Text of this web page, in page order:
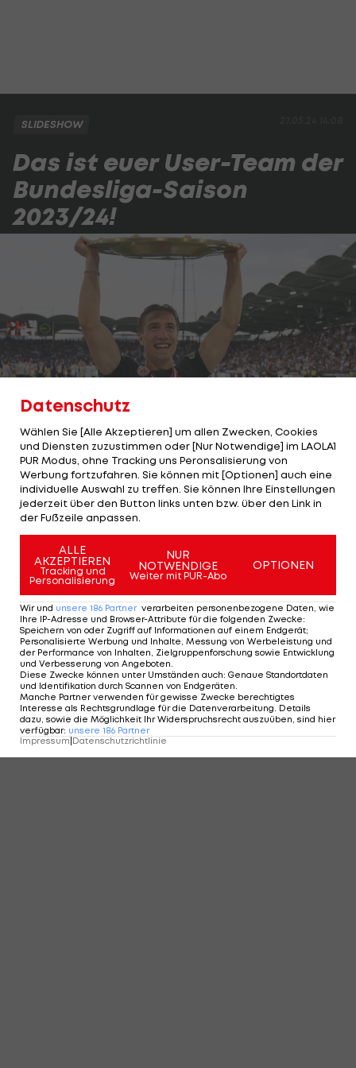
SLIDESHOW
Das ist euer User-Team der
Bundesliga-Saison
2023/24!
4/13 Foto: GEPA
Innenverteidiger: DAVID AFFENGRUBER
Verein:Sturm Graz
Stimmen in Prozent: 46,18
Stimmen Gesamt:2.204
4 VON 13
KOMMENTARE
Datenschutz
Wählen Sie [Alle Akzeptieren] um allen Zwecken, Cookies
und Diensten zuzustimmen oder [Nur Notwendige] im LAOLA1
PUR Modus, ohne Tracking uns Peronsalisierung von
Werbung fortzufahren. Sie können mit [Optionen] auch eine
individuelle Auswahl zu treffen. Sie können Ihre Einstellungen
jederzeit über den Button links unten bzw. über den Link in
der Fußzeile anpassen.
ALLE
AKZEPTIEREN
Tracking und
Personalisierung
NUR
NOTWENDIGE
Weiter mit PUR-Abo
OPTIONEN
Wir und unsere 186 Partner verarbeiten personenbezogene Daten, wie
Ihre IP-Adresse und Browser-Attribute für die folgenden Zwecke:
Speichern von oder Zugriff auf Informationen auf einem Endgerät;
Personalisierte Werbung und Inhalte, Messung von Werbeleistung und
der Performance von Inhalten, Zielgruppenforschung sowie Entwicklung
und Verbesserung von Angeboten.
Diese Zwecke können unter Umständen auch: Genaue Standortdaten
und Identifikation durch Scannen von Endgeräten.
Manche Partner verwenden für gewisse Zwecke berechtigtes
Interesse als Rechtsgrundlage für die Datenverarbeitung. Details
dazu, sowie die Möglichkeit Ihr Widerspruchsrecht auszuüben, sind hier
verfügbar: unsere 186 Partner
Impressum Datenschutzrichtlinie